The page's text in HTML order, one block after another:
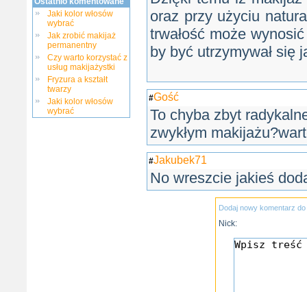
Jaki kolor włosów
wybrać
Jak zrobić makijaż
permanentny
Czy warto korzystać z
usług makijażystki
Fryzura a kształt
twarzy
Jaki kolor włosów
wybrać
oraz przy użyciu
trwałość może
by być utrzymywał się
#Gość
To chyba zbyt
zwykłym
#Jakubek71
No wreszcie jakieś
Dodaj nowy komentarz
Nick: